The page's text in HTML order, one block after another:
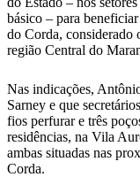
básico – para
do Corda, considerado
região Central do
Nas indicações,
Sarney e que
fios perfurar e três
residências, na Vila
ambas situadas nas
Corda.